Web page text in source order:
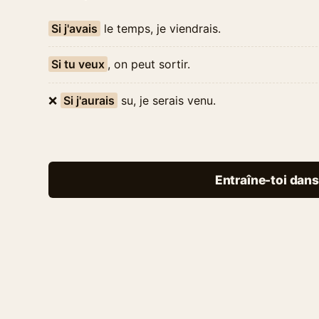
Si j'avais le temps, je viendrais.
Si tu veux , on peut sortir.
❌ Si j'aurais su, je serais venu.
Entraîne-toi